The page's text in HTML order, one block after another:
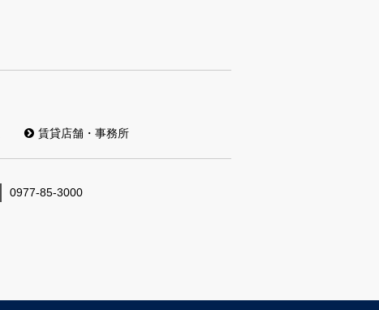
賃貸店舗・事務所
0977-85-3000